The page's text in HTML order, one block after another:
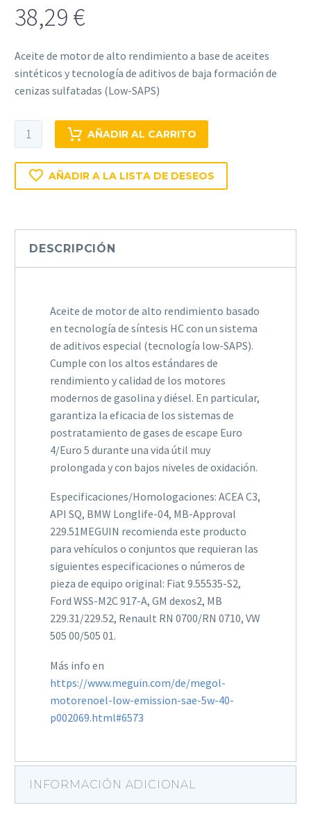
38,29 €
Aceite de motor de alto rendimiento a base de aceites
sintéticos y tecnología de aditivos de baja formación de
cenizas sulfatadas (Low-SAPS)
Megol
Moto­
re­
noel
FED
SAE
0W-
cantidad
AÑADIR AL CARRITO
AÑADIR A LA LISTA DE DESEOS
DESCRIPCIÓN
Aceite de motor de alto rendimiento basado
en tecnología de síntesis HC con un sistema
de aditivos especial (tecnología low-SAPS).
Cumple con los altos estándares de
rendimiento y calidad de los motores
modernos de gasolina y diésel. En particular,
garantiza la eficacia de los sistemas de
postratamiento de gases de escape Euro
4/Euro 5 durante una vida útil muy
prolongada y con bajos niveles de oxidación.
Especificaciones/Homologaciones: ACEA C3,
API SQ, BMW Longlife-04, MB-Approval
229.51MEGUIN recomienda este producto
para vehículos o conjuntos que requieran las
siguientes especificaciones o números de
pieza de equipo original: Fiat 9.55535-S2,
Ford WSS-M2C 917-A, GM dexos2, MB
229.31/229.52, Renault RN 0700/RN 0710, VW
505 00/505 01.
Más info en
https://www.meguin.com/de/megol-
motorenoel-low-emission-sae-5w-40-
p002069.html#6573
INFORMACIÓN ADICIONAL